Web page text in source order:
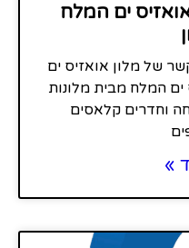
ים המלח
של מלון אואזיס ים
המלח מבית מלונות
וחדרים קלאסים
»